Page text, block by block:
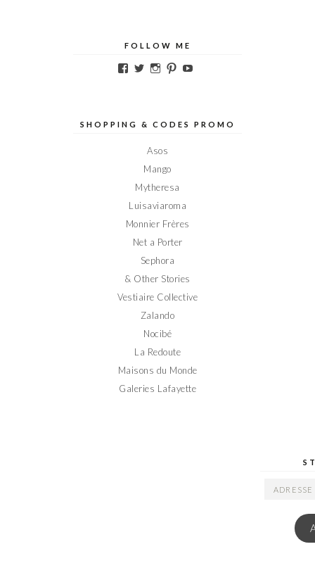
FOLLOW ME
Voir
sur
Voir
sur
Voir
sur
Voir
sur sur
SHOPPING & CODES PROMO
Asos
Mango
Mytheresa
Luisaviaroma
Monnier Frères
Net a Porter
Sephora
& Other Stories
Vestiaire Collective
Zalando
Nocibé
La Redoute
Maisons du Monde
Galeries Lafayette
ADRESSE